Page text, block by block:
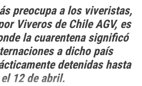
preocupa a los viveristas,
Viveros de Chile AGV, es
la cuarentena significó
a dicho país
detenidas hasta
el 12 de abril.